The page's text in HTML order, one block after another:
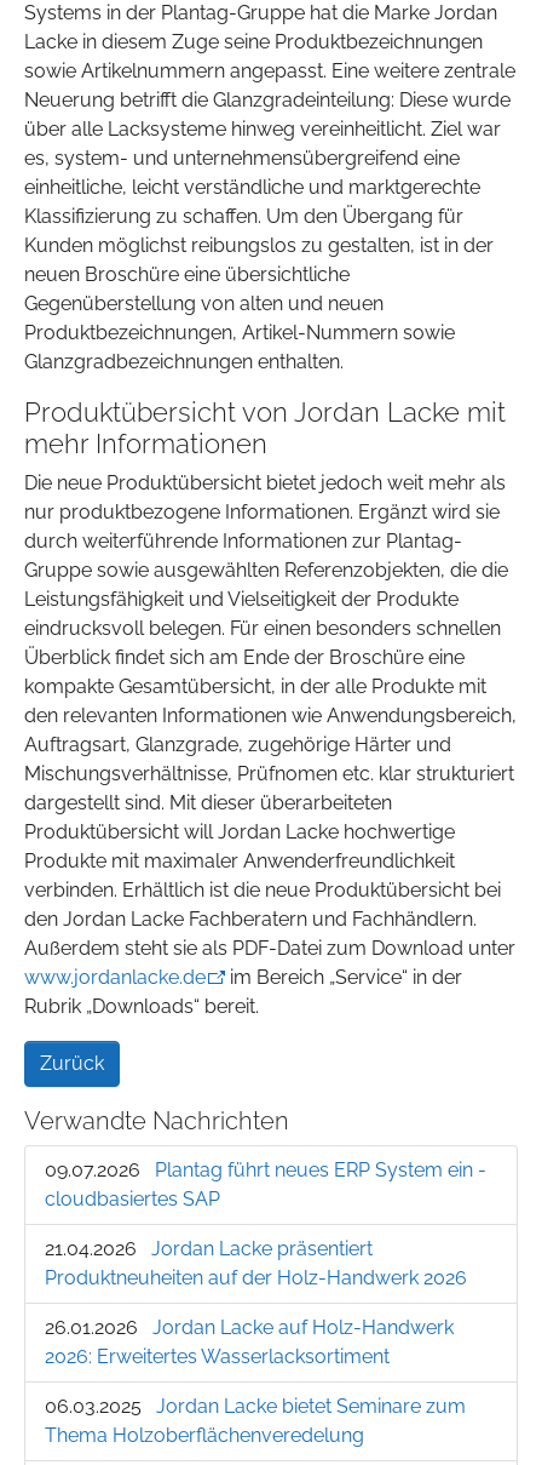
Systems in der Plantag-Gruppe hat die Marke Jordan
Lacke in diesem Zuge seine Produktbezeichnungen
sowie Artikelnummern angepasst. Eine weitere zentrale
Neuerung betrifft die Glanzgradeinteilung: Diese wurde
über alle Lacksysteme hinweg vereinheitlicht. Ziel war
es, system- und unternehmensübergreifend eine
einheitliche, leicht verständliche und marktgerechte
Klassifizierung zu schaffen. Um den Übergang für
Kunden möglichst reibungslos zu gestalten, ist in der
neuen Broschüre eine übersichtliche
Gegenüberstellung von alten und neuen
Produktbezeichnungen, Artikel-Nummern sowie
Glanzgradbezeichnungen enthalten.
Produktübersicht von Jordan Lacke mit
mehr Informationen
Die neue Produktübersicht bietet jedoch weit mehr als
nur produktbezogene Informationen. Ergänzt wird sie
durch weiterführende Informationen zur Plantag-
Gruppe sowie ausgewählten Referenzobjekten, die die
Leistungsfähigkeit und Vielseitigkeit der Produkte
eindrucksvoll belegen. Für einen besonders schnellen
Überblick findet sich am Ende der Broschüre eine
kompakte Gesamtübersicht, in der alle Produkte mit
den relevanten Informationen wie Anwendungsbereich,
Auftragsart, Glanzgrade, zugehörige Härter und
Mischungsverhältnisse, Prüfnomen etc. klar strukturiert
dargestellt sind. Mit dieser überarbeiteten
Produktübersicht will Jordan Lacke hochwertige
Produkte mit maximaler Anwenderfreundlichkeit
verbinden. Erhältlich ist die neue Produktübersicht bei
den Jordan Lacke Fachberatern und Fachhändlern.
Außerdem steht sie als PDF-Datei zum Download unter
www.jordanlacke.de
im Bereich „Service“ in der
Rubrik „Downloads“ bereit.
Zurück
Verwandte Nachrichten
09.07.2026
Plantag führt neues ERP System ein -
cloudbasiertes SAP
21.04.2026
Jordan Lacke präsentiert
Produktneuheiten auf der Holz-Handwerk 2026
26.01.2026
Jordan Lacke auf Holz-Handwerk
2026: Erweitertes Wasserlacksortiment
06.03.2025
Jordan Lacke bietet Seminare zum
Thema Holzoberflächenveredelung